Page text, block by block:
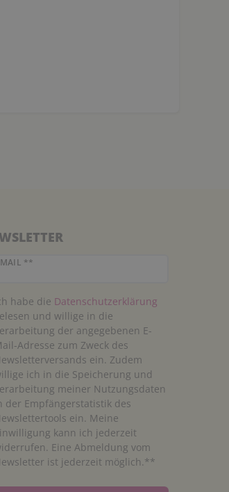
MAIL **Honig
habe die Daten­schutz­erklärung
und willige in die
der angegebenen E-
Adresse zum Zweck des
ein. Zudem
ich in die Speicherung und
meiner Nutzungsdaten
der Empfängerstatistik des
ein. Meine
kann ich jederzeit
Eine Abmeldung vom
ist jederzeit möglich.**